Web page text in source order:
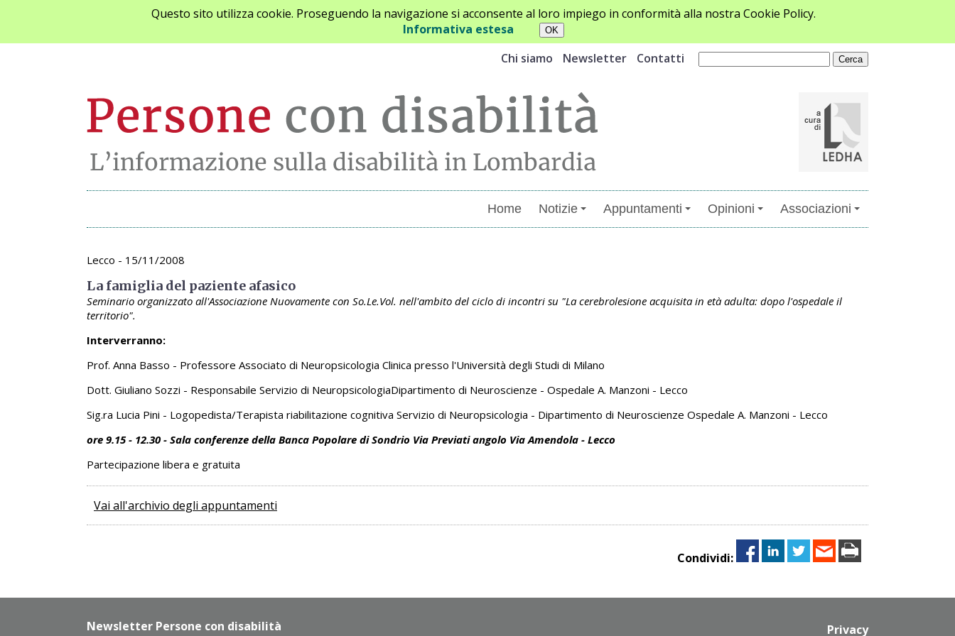
Questo sito utilizza cookie. Proseguendo la navigazione si acconsente al loro impiego in conformità alla nostra Cookie Policy.
Informativa estesa
Chi siamo
Newsletter Contatti
Home Notizie Appuntamenti Opinioni Associazioni
Archivio appuntamenti
Lecco - 15/11/2008
La famiglia del paziente afasico
Seminario organizzato all'Associazione Nuovamente con So.Le.Vol. nell'ambito del ciclo di incontri su "La cerebrolesione acquisita in età adulta: dopo l'ospedale il
territorio".
Interverranno:
Prof. Anna Basso - Professore Associato di Neuropsicologia Clinica presso l'Università degli Studi di Milano
Dott. Giuliano Sozzi - Responsabile Servizio di NeuropsicologiaDipartimento di Neuroscienze - Ospedale A. Manzoni - Lecco
Sig.ra Lucia Pini - Logopedista/Terapista riabilitazione cognitiva Servizio di Neuropsicologia - Dipartimento di Neuroscienze Ospedale A. Manzoni - Lecco
ore 9.15 - 12.30 - Sala conferenze della Banca Popolare di Sondrio Via Previati angolo Via Amendola - Lecco
Partecipazione libera e gratuita
Vai all'archivio degli appuntamenti
Condividi:
Newsletter Persone con disabilità Privacy